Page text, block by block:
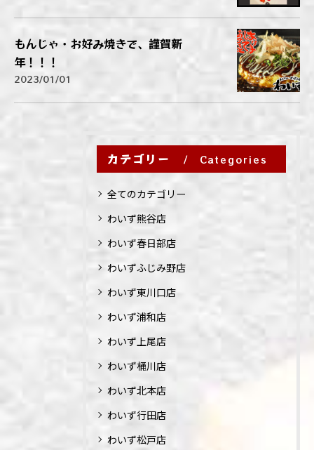
もんじゃ・お好み焼きで、謹賀新
年！！！
2023/01/01
カテゴリー Categories
全てのカテゴリー
わいず熊谷店
わいず春日部店
わいずふじみ野店
わいず東川口店
わいず浦和店
わいず上尾店
わいず桶川店
わいず北本店
わいず行田店
わいず松戸店